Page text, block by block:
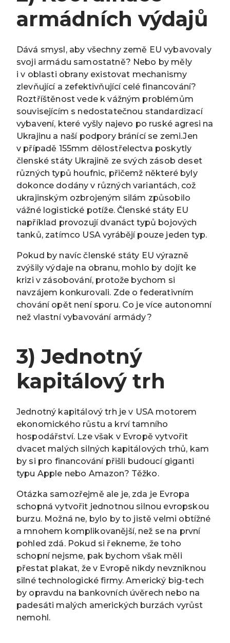
armádních výdajů
Dává smysl, aby všechny země EU vybavovaly
svoji armádu samostatně? Nebo by měly
i v oblasti obrany existovat mechanismy
zlevňující a zefektivňující celé financování?
Roztříštěnost vede k vážným problémům
souvisejícím s nedostatečnou standardizací
vybavení, které vyšly najevo po ruské agresi na
Ukrajinu a naší podpory bránící se zemi.Jen
v případě 155mm dělostřelectva poskytly
členské státy Ukrajině ze svých zásob deset
různých typů houfnic, přičemž některé byly
dokonce dodány v různých variantách, což
ukrajinským ozbrojeným silám způsobilo
vážné logistické potíže. Členské státy EU
například provozují dvanáct typů bojových
tanků, zatímco USA vyrábějí pouze jeden typ.
Pokud by navíc členské státy EU výrazně
zvýšily výdaje na obranu, mohlo by dojít ke
krizi v zásobování, protože bychom si
navzájem konkurovali. Zde o federativním
chování opět není sporu. Co je více autonomní
než vlastní vybavování armády?
3) Jednotný
kapitálový trh
Jednotný kapitálový trh je v USA motorem
ekonomického růstu a krví tamního
hospodářství. Lze však v Evropě vytvořit
dvacet malých silných kapitálových trhů, kam
by si pro financování přišli budoucí giganti
typu Apple nebo Amazon? Těžko.
Otázka samozřejmě ale je, zda je Evropa
schopná vytvořit jednotnou silnou evropskou
burzu. Možná ne, bylo by to jistě velmi obtížné
a mnohem komplikovanější, než se na první
pohled zdá. Pokud si řekneme, že toho
schopní nejsme, pak bychom však měli
přestat plakat, že v Evropě nikdy nevzniknou
silné technologické firmy. Americký big-tech
by opravdu na bankovních úvěrech nebo na
padesáti malých amerických burzách vyrůst
nemohl.